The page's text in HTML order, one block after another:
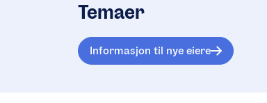
Temaer
Informasjon til nye eiere